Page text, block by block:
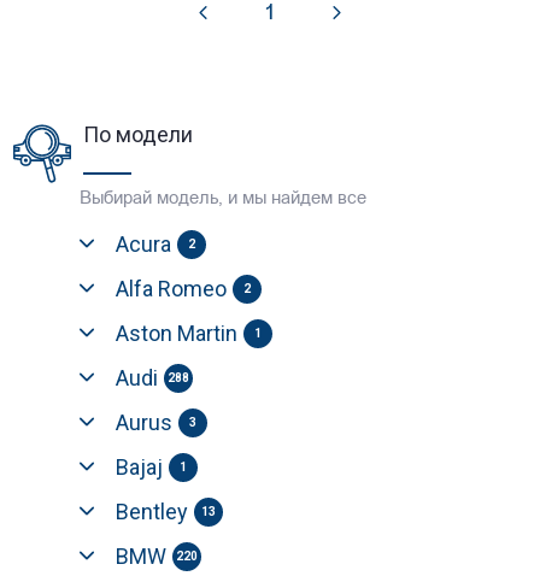
1
По модели
Выбирай модель, и мы найдем все
Acura 2
Alfa Romeo 2
Aston Martin 1
Audi 288
Aurus 3
Bajaj 1
Bentley 13
BMW 220